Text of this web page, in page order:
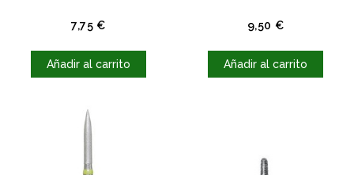
7,75 €Precio
Añadir al carrito
9,50 €Precio
Añadir al carrito